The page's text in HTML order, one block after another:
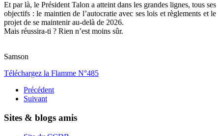
Et par là, le Président Talon a atteint dans les grandes lignes, tous ses
objectifs : le maintien de l’autocratie avec ses lois et règlements et le
projet de se maintenir au-delà de 2026.
Mais réussira-ti ? Rien n’est moins sûr.
Samson
Téléchargez la Flamme N°485
Précédent
Suivant
Sites & blogs amis